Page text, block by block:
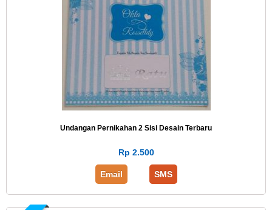
Undangan Pernikahan 2 Sisi Desain Terbaru
Rp 2.500
Email SMS